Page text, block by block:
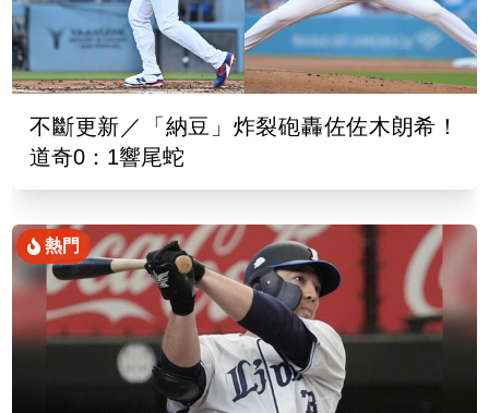
不斷更新／「納豆」炸裂砲轟佐佐木朗希！
道奇0：1響尾蛇
熱門